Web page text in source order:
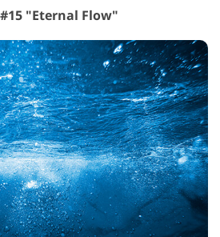
#15 "Eternal Flow"